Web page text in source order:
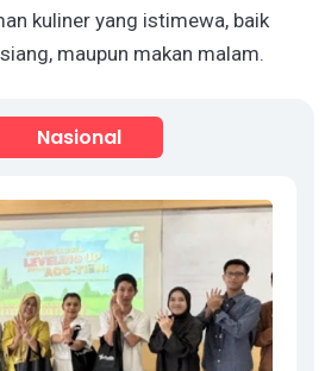
kuliner yang istimewa, baik
maupun makan malam.
Nasional